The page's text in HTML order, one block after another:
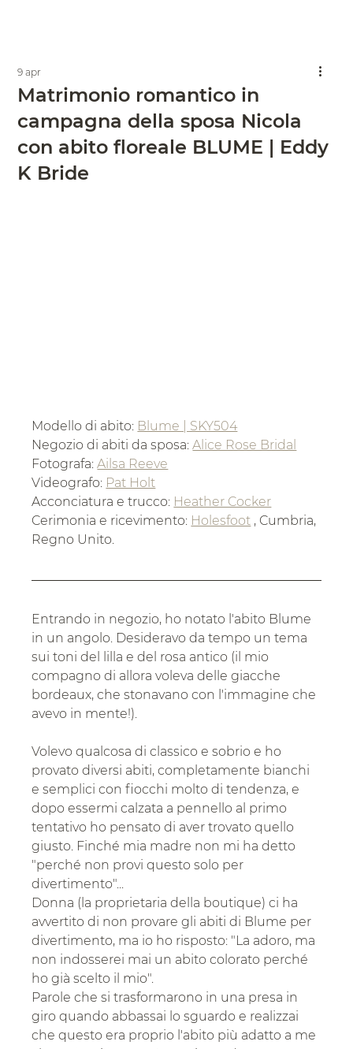
Matrimonio romantico in
campagna della sposa Nicola
con abito floreale BLUME | Eddy
K Bride
9 apr
Modello di abito: Blume | SKY504
Negozio di abiti da sposa: Alice Rose Bridal
Fotografa: Ailsa Reeve
Videografo: Pat Holt
Acconciatura e trucco: Heather Cocker
Cerimonia e ricevimento: Holesfoot , Cumbria,
Regno Unito.
Entrando in negozio, ho notato l'abito Blume
in un angolo. Desideravo da tempo un tema
sui toni del lilla e del rosa antico (il mio
compagno di allora voleva delle giacche
bordeaux, che stonavano con l'immagine che
avevo in mente!).
Volevo qualcosa di classico e sobrio e ho
provato diversi abiti, completamente bianchi
e semplici con fiocchi molto di tendenza, e
dopo essermi calzata a pennello al primo
tentativo ho pensato di aver trovato quello
giusto. Finché mia madre non mi ha detto
"perché non provi questo solo per
divertimento"...
Donna (la proprietaria della boutique) ci ha
avvertito di non provare gli abiti di Blume per
divertimento, ma io ho risposto: "La adoro, ma
non indosserei mai un abito colorato perché
ho già scelto il mio".
Parole che si trasformarono in una presa in
giro quando abbassai lo sguardo e realizzai
che questo era proprio l'abito più adatto a me